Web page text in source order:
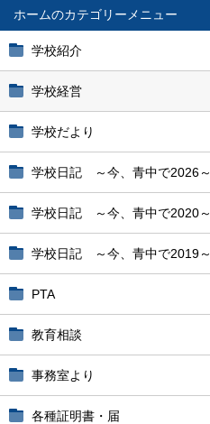
ホーム
学校紹介
学校経営
学校だより
学校日記 ～今、青中で2026～
学校日記 ～今、青中で2020～
学校日記 ～今、青中で2019～
PTA
教育相談
事務室より
各種証明書・届